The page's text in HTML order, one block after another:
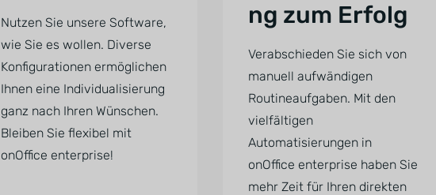
Nutzen Sie unsere Software,
wie Sie es wollen. Diverse
Konfigurationen ermöglichen
Ihnen eine Individualisierung
ganz nach Ihren Wünschen.
Bleiben Sie flexibel mit
onOffice enterprise!
ng zum Erfolg
Verabschieden Sie sich von
manuell aufwändigen
Routineaufgaben. Mit den
vielfältigen
Automatisierungen in
onOffice enterprise haben Sie
mehr Zeit für Ihren direkten